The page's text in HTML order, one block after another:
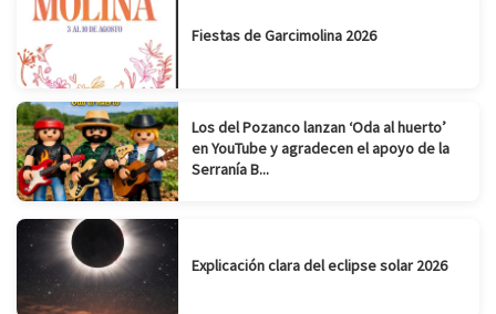
Fiestas de Garcimolina 2026
Los del Pozanco lanzan ‘Oda al huerto’
en YouTube y agradecen el apoyo de la
Serranía B...
Explicación clara del eclipse solar 2026